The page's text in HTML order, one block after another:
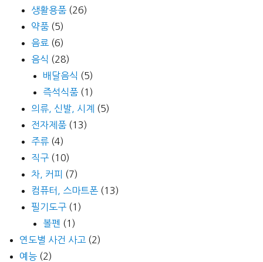
생활용품 (26)
약품 (5)
음료 (6)
음식 (28)
배달음식 (5)
즉석식품 (1)
의류, 신발, 시계 (5)
전자제품 (13)
주류 (4)
직구 (10)
차, 커피 (7)
컴퓨터, 스마트폰 (13)
필기도구 (1)
볼펜 (1)
연도별 사건 사고 (2)
예능 (2)